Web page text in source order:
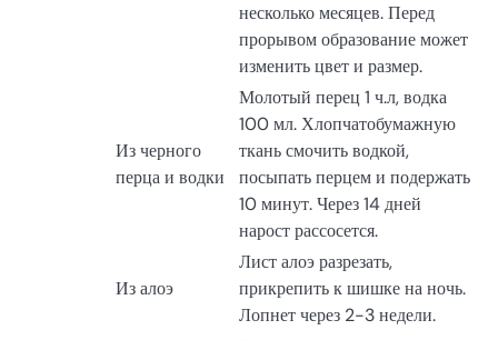
несколько месяцев. Перед
прорывом образование может
изменить цвет и размер.
Из черного
перца и водки
Молотый перец 1 ч.л, водка
100 мл. Хлопчатобумажную
ткань смочить водкой,
посыпать перцем и подержать
10 минут. Через 14 дней
нарост рассосется.
Из алоэ
Лист алоэ разрезать,
прикрепить к шишке на ночь.
Лопнет через 2-3 недели.